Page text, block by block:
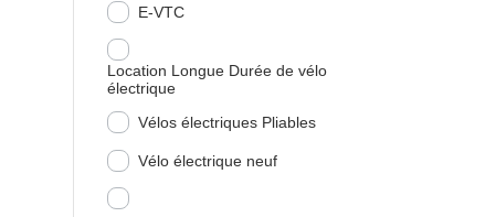
E-VTC
Location Longue Durée de vélo
électrique
Vélos électriques Pliables
Vélo électrique neuf